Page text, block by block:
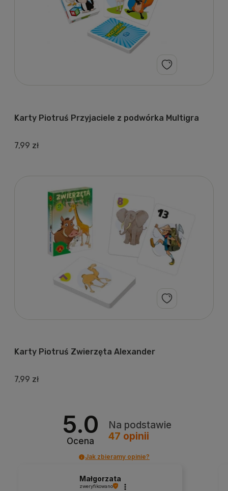
Karty Piotruś Przyjaciele z podwórka Multigra
7,99 zł
Karty Piotruś Zwierzęta Alexander
7,99 zł
5.0
Ocena
Na podstawie
47 opinii
Jak zbieramy opinie?
Małgorzata
zweryfikowano